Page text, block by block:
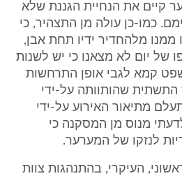
קיים את הנחיית הגננת שלא
כמו-כן עולה מן התצהיר, כי
ממנו מלהחדיר ידיו תחת אבן,
של יום לא מצאנו כי יש לשנות
קמא לגבי אופן התרחשות
שהותוותה על-ידי
מתיאור האירוע על-ידי
מנוס מן המסקנה כי
לנזקו של המערער.
העיקרי, בהתנהגות צוות